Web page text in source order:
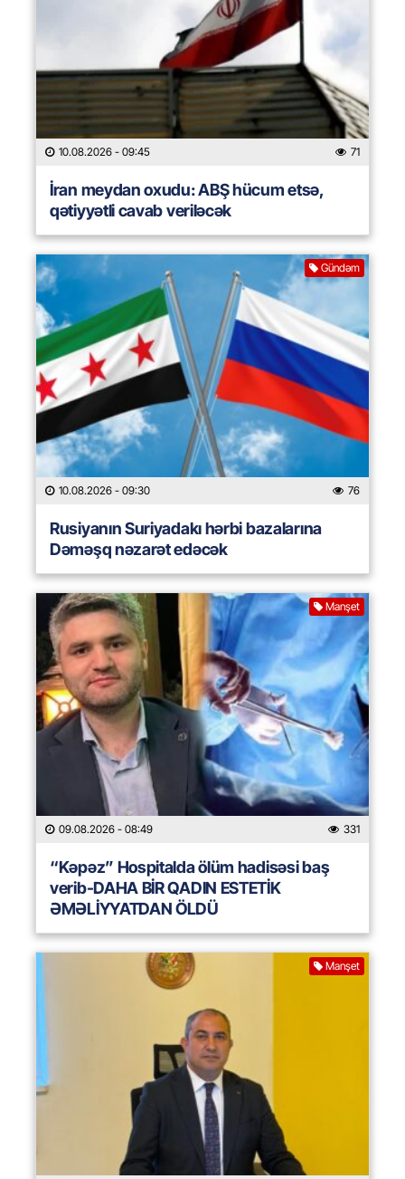
10.08.2026 - 09:45 71
İran meydan oxudu: ABŞ hücum etsə,
qətiyyətli cavab veriləcək
Gündəm
10.08.2026 - 09:30 76
Rusiyanın Suriyadakı hərbi bazalarına
Dəməşq nəzarət edəcək
Manşet
09.08.2026 - 08:49 331
“Kəpəz” Hospitalda ölüm hadisəsi baş
verib-DAHA BİR QADIN ESTETİK
ƏMƏLİYYATDAN ÖLDÜ
Manşet